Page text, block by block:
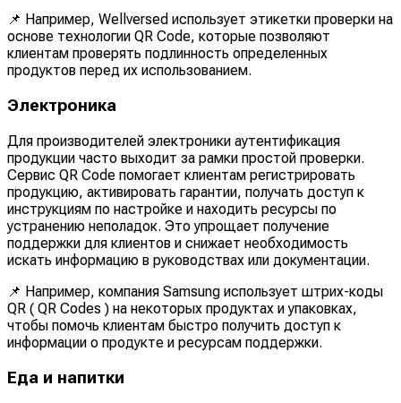
📌 Например, Wellversed использует этикетки проверки на
основе технологии QR Code, которые позволяют
клиентам проверять подлинность определенных
продуктов перед их использованием.
Электроника
Для производителей электроники аутентификация
продукции часто выходит за рамки простой проверки.
Сервис QR Code помогает клиентам регистрировать
продукцию, активировать гарантии, получать доступ к
инструкциям по настройке и находить ресурсы по
устранению неполадок. Это упрощает получение
поддержки для клиентов и снижает необходимость
искать информацию в руководствах или документации.
📌 Например, компания Samsung использует штрих-коды
QR ( QR Codes ) на некоторых продуктах и упаковках,
чтобы помочь клиентам быстро получить доступ к
информации о продукте и ресурсам поддержки.
Еда и напитки